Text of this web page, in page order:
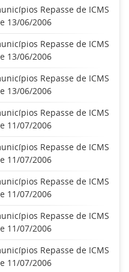
Repasse de ICMS
13/06/2006
Repasse de ICMS
13/06/2006
Repasse de ICMS
13/06/2006
Repasse de ICMS
11/07/2006
Repasse de ICMS
11/07/2006
Repasse de ICMS
11/07/2006
Repasse de ICMS
11/07/2006
Repasse de ICMS
11/07/2006